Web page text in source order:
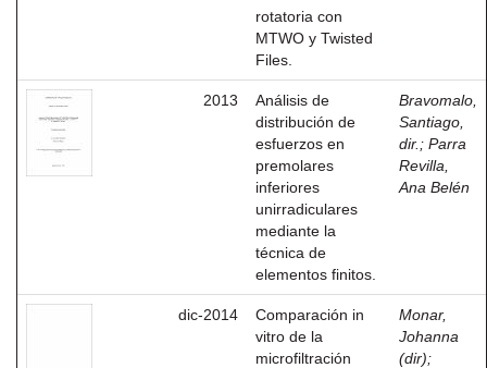
rotatoria con
MTWO y Twisted
Files.
2013
Análisis de
distribución de
esfuerzos en
premolares
inferiores
unirradiculares
mediante la
técnica de
elementos finitos.
Bravomalo,
Santiago,
dir. ; Parra
Revilla,
Ana Belén
dic-2014
Comparación in
vitro de la
microfiltración
Monar,
Johanna
(dir);